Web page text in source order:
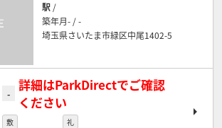
駅 /
築年月- / -
埼玉県さいたま市緑区中尾1402-5
-
詳細はParkDirectでご確認
ください
敷 礼